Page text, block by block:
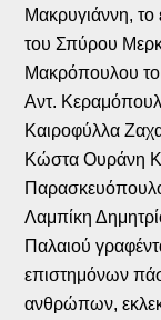
Μακρυγιάννη, το
του Σπύρου
Μακρόπουλου
Αντ.
Καιροφύλλα
Κώστα Ουράνη
Λαμπίκη
Παλαιού
επιστημόνων
ανθρώπων,